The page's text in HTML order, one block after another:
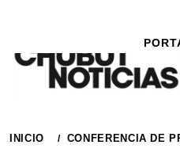
contenido
INICIO CONFERENCIA DE